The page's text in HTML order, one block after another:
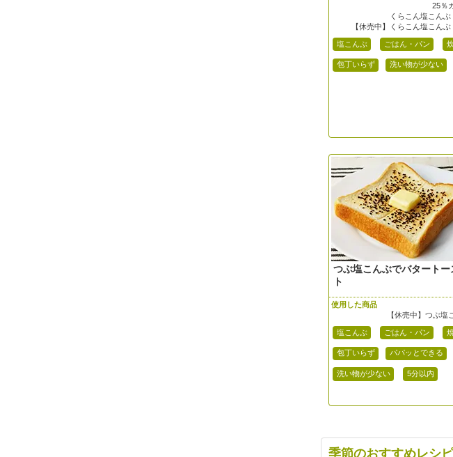
25％
くらこん塩こん
【休売中】くらこん塩こん
塩こんぶ ごはん・パン
包丁いらず 洗い物が少ない
つぶ塩こんぶでバタートー
ト
使用した商品
【休売中】つぶ塩
塩こんぶ ごはん・パン
包丁いらず パパッとできる
洗い物が少ない 5分以内
季節のおすすめレシピ